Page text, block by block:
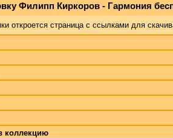
Филипп Киркоров - Гармония
откроется страница с ссылками для
коллекцию